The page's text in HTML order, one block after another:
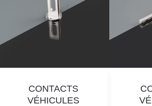
CONTACTS
VÉHICULES